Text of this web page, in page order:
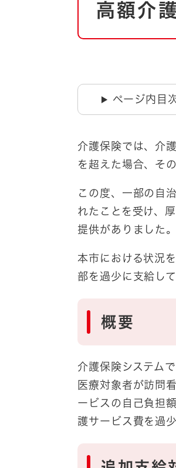
防災・防犯
自然・環境・公園
男女共同参画
高額介
ページ内目
介護保険では、介
を超えた場合、そ
この度、一部の自
れたことを受け、
提供がありました。
本市における状況
部を過少に支給し
概要
介護保険システム
医療対象者が訪問
ービスの自己負担
護サービス費を過